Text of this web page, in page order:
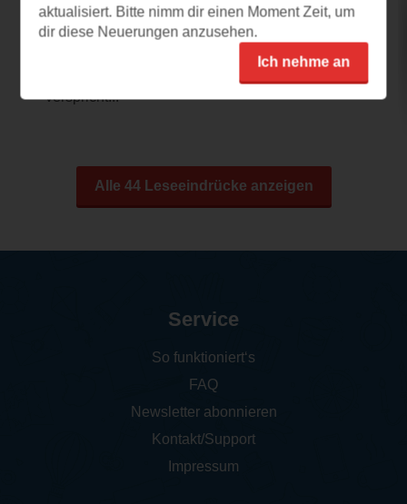
08.07.2026 – 20:57
Ich will mehr
Dieser Start ist wirklich super! Sprachlich
verspricht...
Alle 44 Leseeindrücke anzeigen
aktualisiert. Bitte nimm dir einen Moment Zeit, um
dir diese Neuerungen anzusehen.
Ich nehme an
Service
So funktioniert‘s
FAQ
Newsletter abonnieren
Kontakt/Support
Impressum